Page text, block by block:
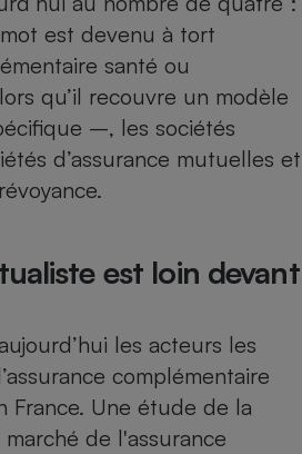
est devenu à tort
santé ou
qu’il recouvre un modèle
–, les sociétés
d’assurance mutuelles et
est loin devant
les acteurs les
complémentaire
France. Une étude de la
marché de l'assurance